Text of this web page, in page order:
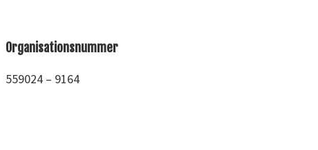
Organisationsnummer
559024 – 9164